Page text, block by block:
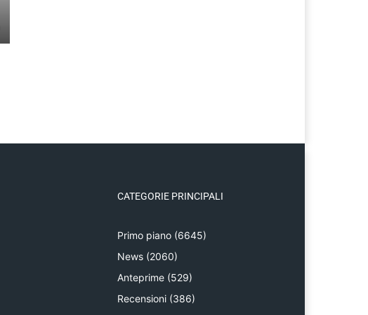
CATEGORIE PRINCIPALI
Primo piano (6645)
News (2060)
Anteprime (529)
Recensioni (386)